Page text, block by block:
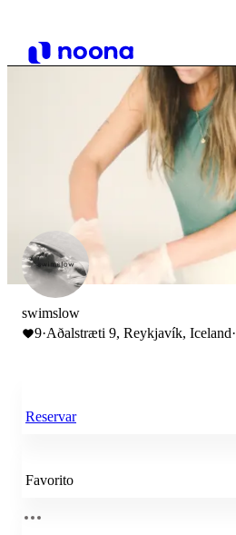
swimslow
9·Aðalstræti 9, Reykjavík, Iceland·
Reservar
Favorito